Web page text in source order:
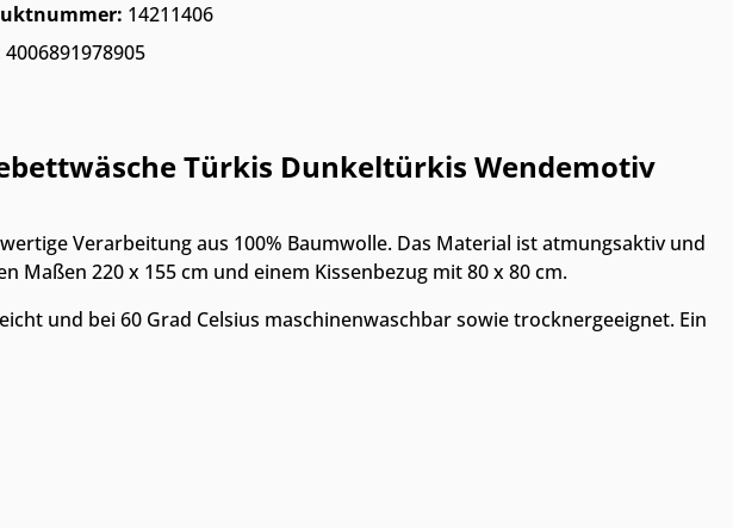
14211406
4006891978905
Türkis Dunkeltürkis Wendemotiv
Verarbeitung aus 100% Baumwolle. Das Material ist atmungsaktiv und
220 x 155 cm und einem Kissenbezug mit 80 x 80 cm.
und bei 60 Grad Celsius maschinenwaschbar sowie trocknergeeignet. Ein